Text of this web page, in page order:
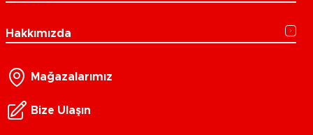
Hakkımızda
Mağazalarımız
Bize Ulaşın